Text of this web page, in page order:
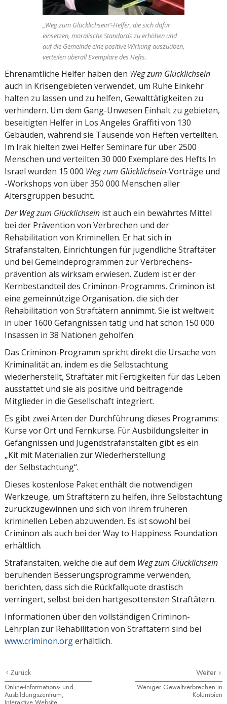
„Weg zum Glücklichsein“-Helfer, die sich dafür
einsetzen, moralische Standards zu erhöhen und
auf die Gemeinde eine positive Wirkung auszuüben,
verteilen überall Exemplare des Hefts.
Ehrenamtliche Helfer haben den Weg zum Glücklichsein
auch in Krisengebieten verwendet, um Ruhe Einkehr
halten zu lassen und zu helfen, Gewalttätigkeiten zu
verhindern. Um dem Gang-Unwesen Einhalt zu gebieten,
beseitigten Helfer in Los Angeles Graffiti von 130
Gebäuden, während sie Tausende von Heften verteilten.
Im Irak hielten zwei Helfer Seminare für über 2500
Menschen und verteilten 30 000 Exemplare des Hefts In
Israel wurden 15 000 Weg zum Glücklichsein-Vorträge und
-Workshops von über 350 000 Menschen aller
Altersgruppen besucht.
Der Weg zum Glücklichsein ist auch ein bewährtes Mittel
bei der Prävention von Verbrechen und der
Rehabilitation von Kriminellen. Er hat sich in
Strafanstalten, Einrichtungen für jugendliche Straftäter
und bei Gemeindeprogrammen zur Verbrechens­
prävention als wirksam erwiesen. Zudem ist er der
Kernbestandteil des Criminon-Programms. Criminon ist
eine gemeinnützige Organisation, die sich der
Rehabilitation von Straftätern annimmt. Sie ist weltweit
in über 1600 Gefängnissen tätig und hat schon 150 000
Insassen in 38 Nationen geholfen.
Das Criminon-Programm spricht direkt die Ursache von
Kriminalität an, indem es die Selbstachtung
wiederherstellt, Straftäter mit Fertigkeiten für das Leben
ausstattet und sie als positive und beitragende
Mitglieder in die Gesellschaft integriert.
Es gibt zwei Arten der Durchführung dieses Programms:
Kurse vor Ort und Fernkurse. Für Ausbildungsleiter in
Gefängnissen und Jugendstrafanstalten gibt es ein
„Kit mit Materialien zur Wiederherstellung
der Selbstachtung“.
Dieses kostenlose Paket enthält die notwendigen
Werkzeuge, um Straftätern zu helfen, ihre Selbstachtung
zurückzugewinnen und sich von ihrem früheren
kriminellen Leben abzuwenden. Es ist sowohl bei
Criminon als auch bei der Way to Happiness Foundation
erhältlich.
Strafanstalten, welche die auf dem Weg zum Glücklichsein
beruhenden Besserungsprogramme verwenden,
berichten, dass sich die Rückfallquote drastisch
verringert, selbst bei den hartgesottensten Straftätern.
Informationen über den vollständigen Criminon-
Lehrplan zur Rehabilitation von Straftätern sind bei
www.criminon.orgerhältlich.
Zurück
Online-Informations- und
Ausbildungszentrum,
Weiter
Weniger Gewaltverbrechen in
Kolumbien